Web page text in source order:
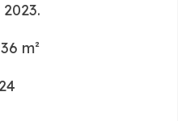
m²